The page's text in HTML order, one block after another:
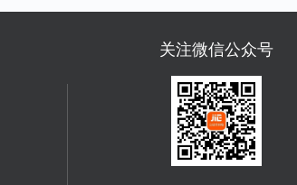
关注微信公众号